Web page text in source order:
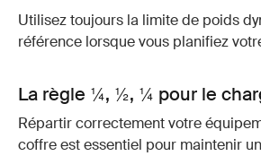
Utilisez toujours la limite de poids
référence lorsque vous planifiez
La règle ¼, ½, ¼ pour le
Répartir correctement votre
coffre est essentiel pour maintenir